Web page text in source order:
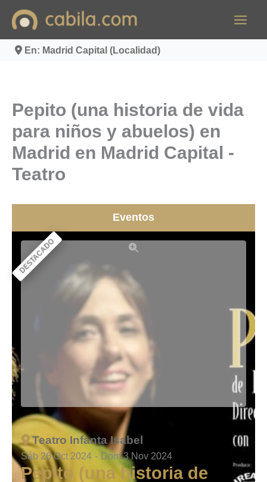
contenido
En: Madrid Capital (Localidad)
Pepito (una historia de vida
para niños y abuelos) en
Madrid en Madrid Capital -
Teatro
Eventos
DESTACADO
Teatro Infanta Isabel
Sáb 26 Oct 2024 - Dom 3 Nov 2024
Pepito (una historia de